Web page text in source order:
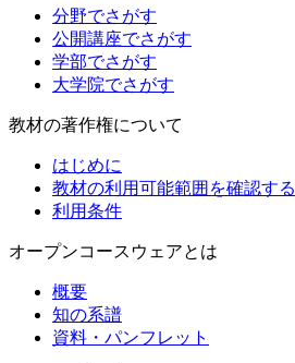
分野でさがす
公開講座でさがす
学部でさがす
大学院でさがす
教材の著作権について
はじめに
教材の利用可能範囲を確認する
利用条件
オープンコースウェアとは
概要
知の系譜
資料・パンフレット